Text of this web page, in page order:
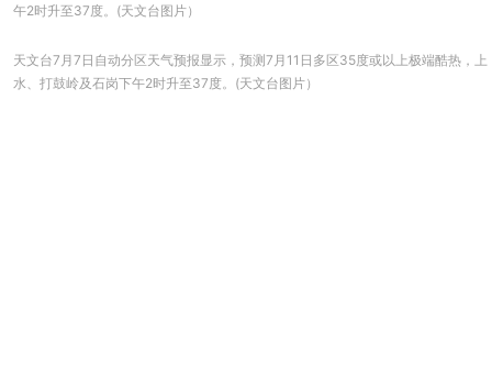
午2时升至37度。(天文台图片）
天文台7月7日自动分区天气预报显示，预测7月11日多区35度或以上极端酷热，上
水、打鼓岭及石岗下午2时升至37度。(天文台图片）